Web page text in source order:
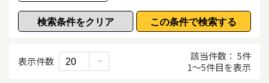
事業所番号／事業所名／法人名
事業所名
表示件数 1〜5件目を表示
該当件数 5件